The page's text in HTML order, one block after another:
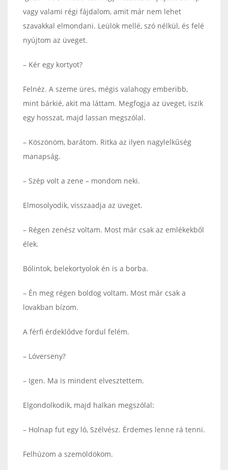
vagy valami régi fájdalom, amit már nem lehet
szavakkal elmondani. Leülök mellé, szó nélkül, és felé
nyújtom az üveget.
– Kér egy kortyot?
Felnéz. A szeme üres, mégis valahogy emberibb,
mint bárkié, akit ma láttam. Megfogja az üveget, iszik
egy hosszat, majd lassan megszólal.
– Köszönöm, barátom. Ritka az ilyen nagylelkűség
manapság.
– Szép volt a zene – mondom neki.
Elmosolyodik, visszaadja az üveget.
– Régen zenész voltam. Most már csak az emlékekből
élek.
Bólintok, belekortyolok én is a borba.
– Én meg régen boldog voltam. Most már csak a
lovakban bízom.
A férfi érdeklődve fordul felém.
– Lóverseny?
– Igen. Ma is mindent elvesztettem.
Elgondolkodik, majd halkan megszólal:
– Holnap fut egy ló, Szélvész. Érdemes lenne rá tenni.
Felhúzom a szemöldököm.